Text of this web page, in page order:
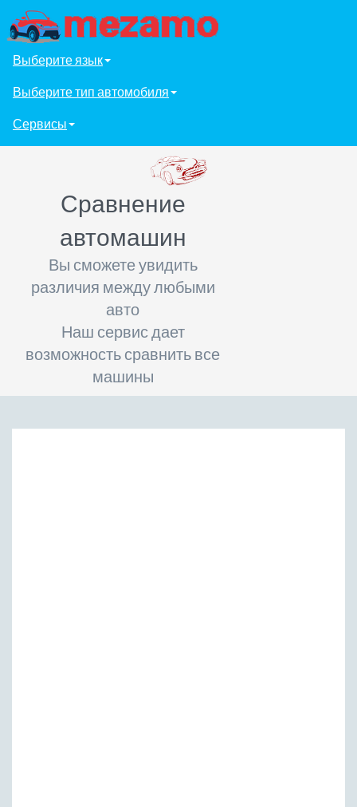
Выберите язык
Выберите тип автомобиля
Сервисы
Сравнение
автомашин
Вы сможете увидить
различия между любыми
авто
Наш сервис дает
возможность сравнить все
машины